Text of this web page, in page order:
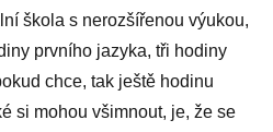
škola s nerozšířenou výukou,
prvního jazyka, tři hodiny
chce, tak ještě hodinu
si mohou všimnout, je, že se